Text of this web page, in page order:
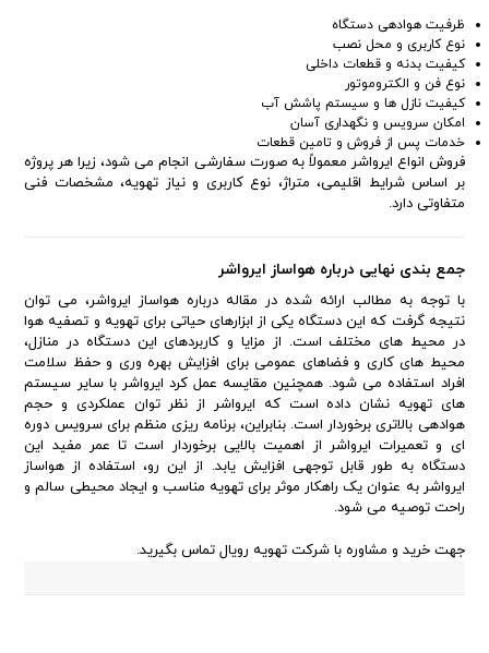
ظرفیت هوادهی دستگاه
نوع کاربری و محل نصب
کیفیت بدنه و قطعات داخلی
نوع فن و الکتروموتور
کیفیت نازل ها و سیستم پاشش آب
امکان سرویس و نگهداری آسان
خدمات پس از فروش و تامین قطعات
فروش انواع ایرواشر معمولاً به صورت سفارشی انجام می شود، زیرا هر پروژه
بر اساس شرایط اقلیمی، متراژ، نوع کاربری و نیاز تهویه، مشخصات فنی
متفاوتی دارد.
جمع بندی نهایی درباره هواساز ایرواشر
با توجه به مطالب ارائه شده در مقاله درباره هواساز ایرواشر، می توان
نتیجه گرفت که این دستگاه یکی از ابزارهای حیاتی برای تهویه و تصفیه هوا
در محیط های مختلف است. از مزایا و کاربردهای این دستگاه در منازل،
محیط های کاری و فضاهای عمومی برای افزایش بهره وری و حفظ سلامت
افراد استفاده می شود. همچنین مقایسه عمل کرد ایرواشر با سایر سیستم
های تهویه نشان داده است که ایرواشر از نظر توان عملکردی و حجم
هوادهی بالاتری برخوردار است. بنابراین، برنامه ریزی منظم برای سرویس دوره
ای و تعمیرات ایرواشر از اهمیت بالایی برخوردار است تا عمر مفید این
دستگاه به طور قابل توجهی افزایش یابد. از این رو، استفاده از هواساز
ایرواشر به عنوان یک راهکار موثر برای تهویه مناسب و ایجاد محیطی سالم و
راحت توصیه می شود.
جهت خرید و مشاوره با شرکت تهویه رویال تماس بگیرید.